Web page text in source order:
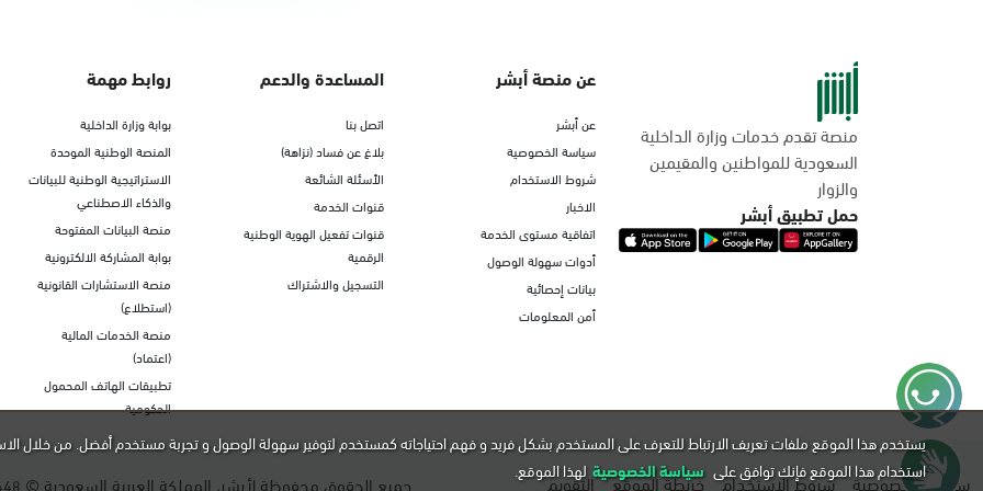
منصة تقدم خدمات وزارة الداخلية
السعودية للمواطنين والمقيمين
والزوار
حمل تطبيق أبشر
عن منصة أبشر
عن أبشر
سياسة الخصوصية
شروط الاستخدام
الاخبار
اتفاقية مستوى الخدمة
أدوات سهولة الوصول
بيانات إحصائية
أمن المعلومات
المساعدة والدعم
اتصل بنا
بلاغ عن فساد (نزاهة)
الأسئلة الشائعة
قنوات الخدمة
قنوات تفعيل الهوية الوطنية
الرقمية
التسجيل والاشتراك
روابط مهمة
بوابة وزارة الداخلية
المنصة الوطنية الموحدة
الاستراتيجية الوطنية للبيانات
والذكاء الاصطناعي
منصة البيانات المفتوحة
بوابة المشاركة الالكترونية
منصة الاستشارات القانونية
(استطلاع)
منصة الخدمات المالية
(اعتماد)
تطبيقات الهاتف المحمول
الحكومية
سياسة الخصوصية شروط الاستخدام خريطة الموقع التقويم جميع الحقوق محفوظة لأبشر، المملكة العربية السعودية ©
يستخدم هذا الموقع ملفات تعريف الارتباط للتعرف على المستخدم بشكل فريد و فهم احتياجاته كمستخدم لتوفير سهولة الوصول و تجربة مستخدم أفضل. من خلال
استخدام هذا الموقع فإنك توافق على سياسة الخصوصية لهذا الموقع.